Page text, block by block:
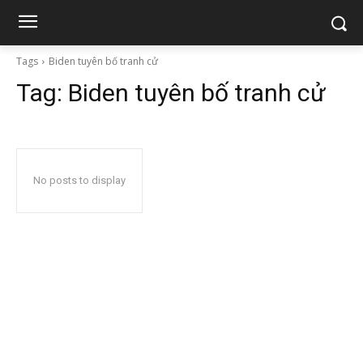
Tags Biden tuyên bố tranh cử
Tag: Biden tuyên bố tranh cử
No posts to display